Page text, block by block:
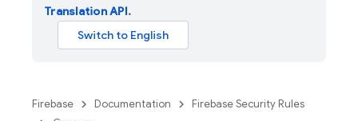
Translation API.
Firebase Documentation
Firebase Security Rules